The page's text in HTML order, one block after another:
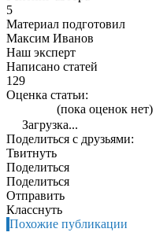
5
Материал подготовил
Максим Иванов
Наш эксперт
Написано статей
129
Оценка статьи:
(пока оценок нет)
Загрузка...
Поделиться с друзьями:
Твитнуть
Поделиться
Поделиться
Отправить
Класснуть
Похожие публикации